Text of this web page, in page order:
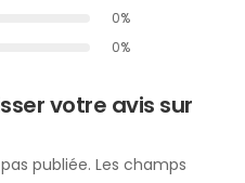
0%
0%
votre avis sur
publiée. Les champs